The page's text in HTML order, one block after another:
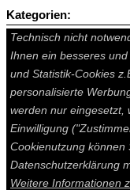
Auf dieser Seite
Technisch nicht
Ihnen ein besseres
und Statistik-Cookies
personalisierte
werden nur eingesetzt,
Einwilligung
Cookienutzung können
Datenschutzerklärung
Weitere Informationen
Kategorien: